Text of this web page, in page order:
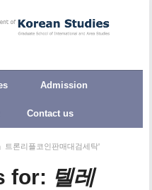
Admission
Contact us
트론리플코인판매대검세탁'
for: 텔레